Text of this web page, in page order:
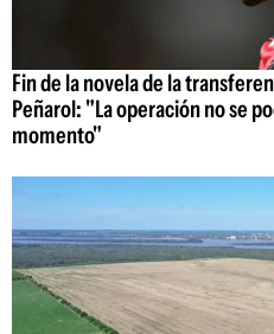
Fin de la novela de la
Peñarol: "La operación no se
momento"